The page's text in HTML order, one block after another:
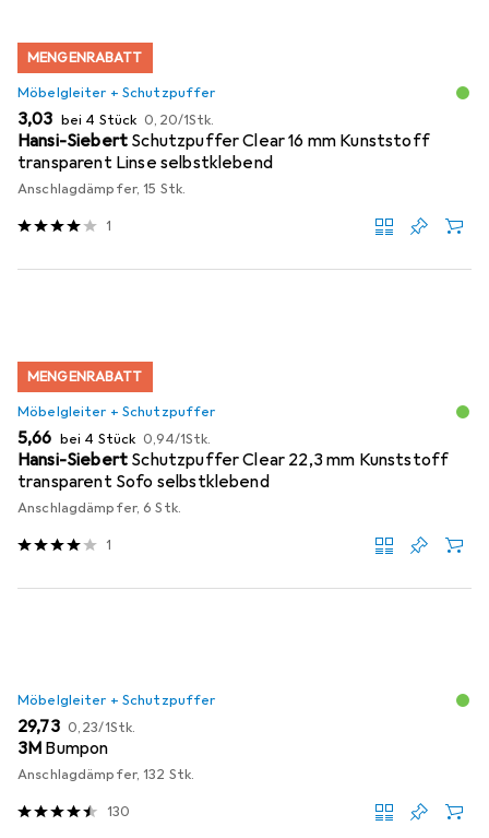
MENGENRABATT
Möbelgleiter + Schutzpuffer
EUR
3,03 bei 4 Stück EUR
0,20/1Stk.
Hansi-Siebert Schutzpuffer Clear 16 mm Kunststoff
transparent Linse selbstklebend
Anschlagdämpfer, 15 Stk.
1
MENGENRABATT
Möbelgleiter + Schutzpuffer
EUR
5,66 bei 4 Stück EUR
0,94/1Stk.
Hansi-Siebert Schutzpuffer Clear 22,3 mm Kunststoff
transparent Sofo selbstklebend
Anschlagdämpfer, 6 Stk.
1
Möbelgleiter + Schutzpuffer
EUR
29,73 EUR
0,23/1Stk.
3M Bumpon
Anschlagdämpfer, 132 Stk.
130